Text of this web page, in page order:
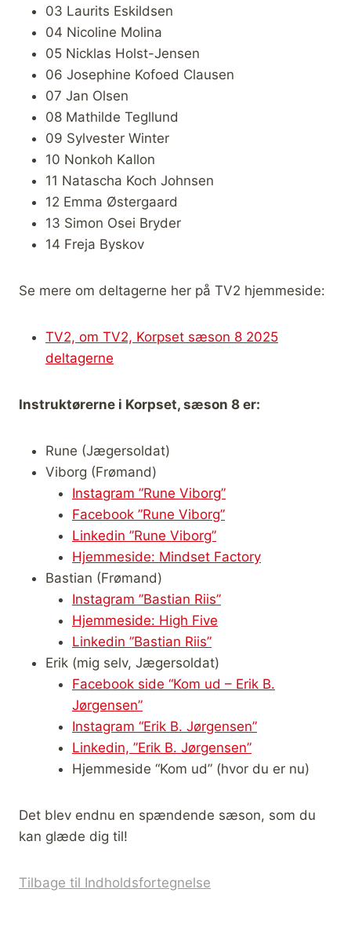
03 Laurits Eskildsen
04 Nicoline Molina
05 Nicklas Holst-Jensen
06 Josephine Kofoed Clausen
07 Jan Olsen
08 Mathilde Tegllund
09 Sylvester Winter
10 Nonkoh Kallon
11 Natascha Koch Johnsen
12 Emma Østergaard
13 Simon Osei Bryder
14 Freja Byskov
Se mere om deltagerne her på TV2 hjemmeside:
TV2, om TV2, Korpset sæson 8 2025
deltagerne
Instruktørerne i Korpset, sæson 8 er:
Rune (Jægersoldat)
Viborg (Frømand)
Instagram ”Rune Viborg”
Facebook ”Rune Viborg”
Linkedin ”Rune Viborg”
Hjemmeside: Mindset Factory
Bastian (Frømand)
Instagram ”Bastian Riis”
Hjemmeside: High Five
Linkedin ”Bastian Riis”
Erik (mig selv, Jægersoldat)
Facebook side “Kom ud – Erik B.
Jørgensen”
Instagram “Erik B. Jørgensen”
Linkedin, ”Erik B. Jørgensen”
Hjemmeside “Kom ud” (hvor du er nu)
Det blev endnu en spændende sæson, som du
kan glæde dig til!
Tilbage til Indholdsfortegnelse